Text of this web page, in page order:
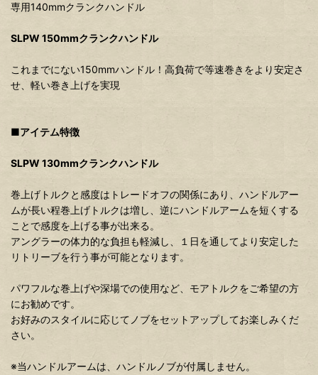
専用140mmクランクハンドル
SLPW 150mmクランクハンドル
これまでにない150mmハンドル！高負荷で等速巻きをより安定さ
せ、軽い巻き上げを実現
■アイテム特徴
SLPW 130mmクランクハンドル
巻上げトルクと感度はトレードオフの関係にあり、ハンドルアー
ムが長い程巻上げトルクは増し、逆にハンドルアームを短くする
ことで感度を上げる事が出来る。
アングラーの体力的な負担も軽減し、１日を通してより安定した
リトリーブを行う事が可能となります。
パワフルな巻上げや深場での使用など、モアトルクをご希望の方
にお勧めです。
お好みのスタイルに応じてノブをセットアップしてお楽しみくだ
さい。
※当ハンドルアームは、ハンドルノブが付属しません。